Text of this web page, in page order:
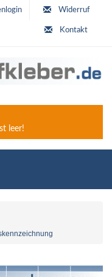
Widerruf
Kontakt
leer!